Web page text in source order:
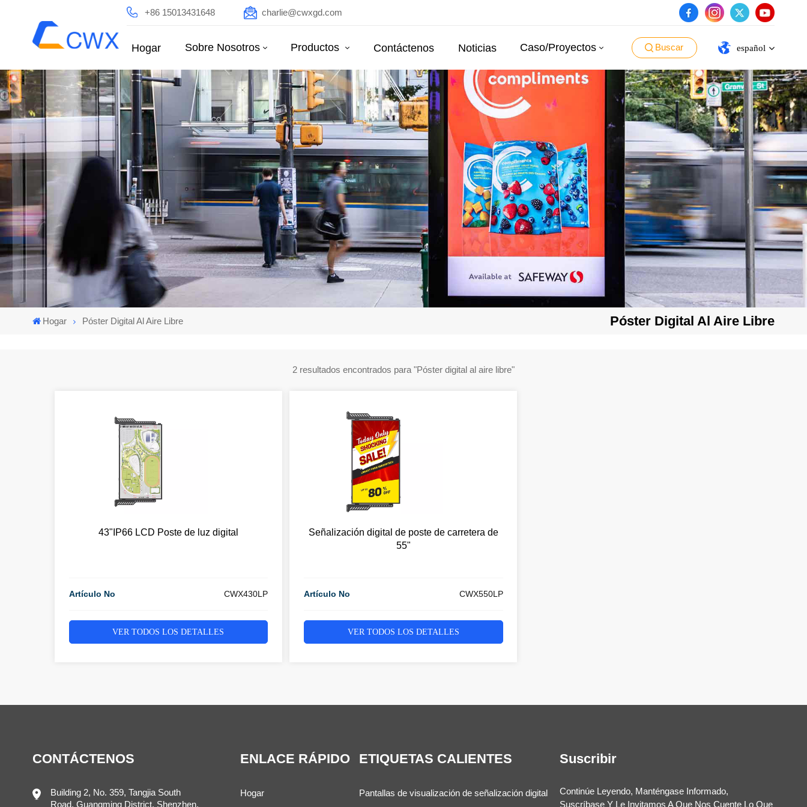
+86 15013431648 charlie@cwxgd.com
Hogar Sobre Nosotros Productos Contáctenos Noticias Caso/Proyectos Buscar español
English
español
português
日本語
Hogar Póster Digital Al Aire Libre Póster Digital Al Aire Libre
2 resultados encontrados para "Póster digital al aire libre"
43"IP66 LCD Poste de luz digital
Artículo No CWX430LP
VER TODOS LOS DETALLES
Señalización digital de poste de carretera de
55"
Artículo No CWX550LP
VER TODOS LOS DETALLES
CONTÁCTENOS
Building 2, No. 359, Tangjia South
Road, Guangming District, Shenzhen,
ENLACE RÁPIDO
Hogar
ETIQUETAS CALIENTES
Pantallas de visualización de señalización digital
Suscribir
Continúe Leyendo, Manténgase Informado,
Suscríbase Y Le Invitamos A Que Nos Cuente Lo Que